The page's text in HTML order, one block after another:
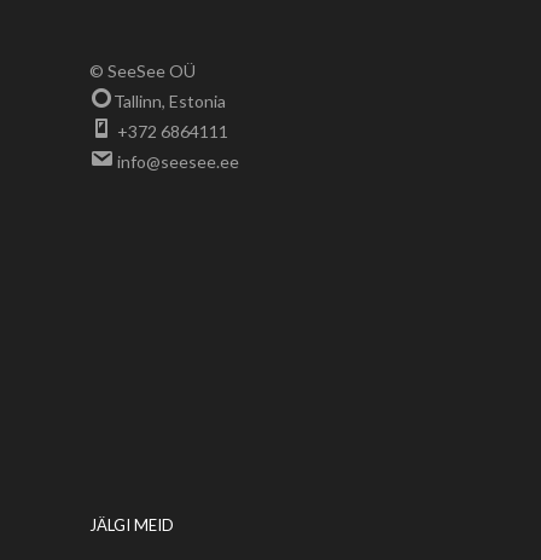
© SeeSee OÜ
Tallinn, Estonia
+372 6864111
info@seesee.ee
JÄLGI MEID